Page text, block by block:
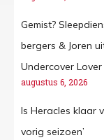
Gemist?
bergers & Joren
Undercover Lover
augustus 6, 2026
Is Heracles klaar
vorig seizoen’